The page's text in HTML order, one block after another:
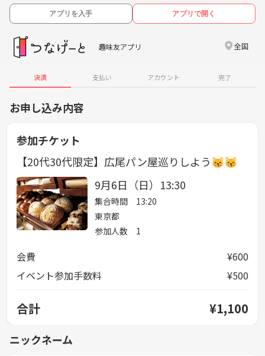
アプリを入手 アプリで開く
趣味友アプリ 全国
決済 支払い アカウント 完了
お申し込み内容
参加チケット
【20代30代限定】広尾パン屋巡りしよう😽😽
9月6日（日）13:30
集合時間 13:20
東京都
参加人数 1
会費
¥600
イベント参加手数料
¥500
合計 ¥1,100
ニックネーム